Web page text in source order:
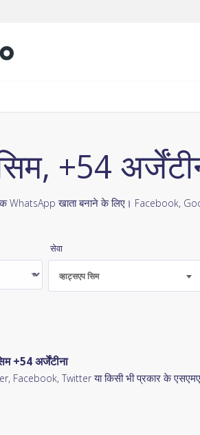
+54
एक WhatsApp खाता बनाने के लिए। Facebook,
सेवा
व्हाट्सएप सिम
अर्जेंटीना
Facebook, Twitter या किसी भी प्रकार के